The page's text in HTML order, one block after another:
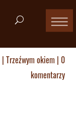
| Trzeźwym okiem | 0
komentarzy